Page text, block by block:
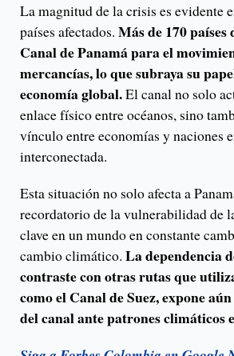
La magnitud de la crisis es evidente
países afectados. Más de 170 países
Canal de Panamá para el
mercancías, lo que subraya su
economía global.El canal no solo
enlace físico entre océanos, sino
vínculo entre economías y naciones
interconectada.
Esta situación no solo afecta a
recordatorio de la vulnerabilidad de
clave en un mundo en constante
cambio climático. La dependencia
contraste con otras rutas que
como el Canal de Suez, expone
del canal ante patrones climáticos